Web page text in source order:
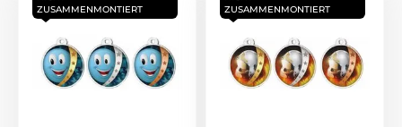
ZUSAMMENMONTIERT
ZUSAMMENMONTIERT